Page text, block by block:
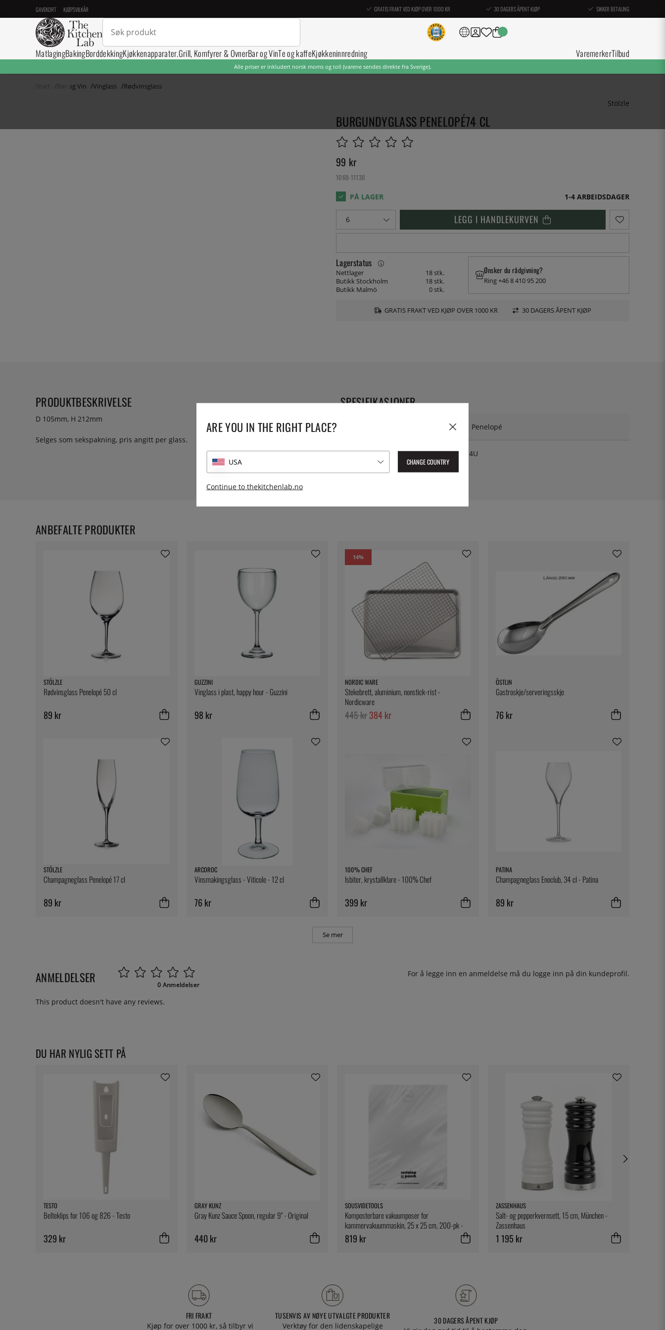
GAVEKORT KJØPSVILKÅR GRATIS FRAKT VED KJØP OVER 1000 KR 30 DAGERS ÅPENT KJØP SIKKER BETALING
MatlagingBakingBorddekkingKjøkkenapparater.Grill, Komfyrer & OvnerBar og VinTe og kaffeKjøkkeninnredning VaremerkerTilbud
Alle priser er inkludert norsk moms og toll (varene sendes direkte fra Sverige).
Start Bar og Vin Vinglass Rødvinsglass
Stölzle
BURGUNDYGLASS PENELOPÉ74 CL
99 kr
1069-11130
1-4 ARBEIDSDAGER
LEGG I HANDLEKURVEN
Lagerstatus
Nettlager
18 stk.
Butikk Stockholm
18 stk.
Butikk Malmö
0 stk.
Ønsker du rådgivning?
Ring +46 8 410 95 200
GRATIS FRAKT VED KJØP OVER 1000 KR 30 DAGERS ÅPENT KJØP
PRODUKTBESKRIVELSE
D 105mm, H 212mm
Selges som sekspakning, pris angitt per glass.
SPESIFIKASJONER
Penelopé
Lev. artikkelnummer:7-PEN00-1205-74U
8592631000921
STÖLZLE
Rødvinsglass Penelopé 50 cl
89 kr
GUZZINI
Vinglass i plast, happy hour - Guzzini
98 kr
14%
NORDIC WARE
Stekebrett, aluminium, nonstick-rist -
Nordicware
445 kr384 kr
ÖSTLIN
Gastroskje/serveringsskje
76 kr
STÖLZLE
Champagneglass Penelopé 17 cl
89 kr
ARCOROC
Vinsmakingsglass - Viticole - 12 cl
76 kr
100% CHEF
Isbiter, krystallklare - 100% Chef
399 kr
PATINA
Champagneglass Enoclub, 34 cl - Patina
89 kr
Se mer
ANBEFALTE PRODUKTER
ANMELDELSER 0 Anmeldelser
For å legge inn en anmeldelse må du logge inn på din kundeprofil.
This product doesn't have any reviews.
DU HAR NYLIG SETT PÅ
TESTO
Belteklips for 106 og 826 - Testo
329 kr
GRAY KUNZ
Gray Kunz Sauce Spoon, regular 9" - Original
440 kr
SOUSVIDETOOLS
Komposterbare vakuumposer for
kammervakuummaskin, 25 x 25 cm, 200-pk -
SousVideTools
819 kr
ZASSENHAUS
Salt- og pepperkvernsett, 15 cm, München -
Zassenhaus
1 195 kr
FRI FRAKT
Kjøp for over 1000 kr, så tilbyr vi
TUSENVIS AV NØYE UTVALGTE PRODUKTER
Verktøy for den lidenskapelige 30 DAGERS ÅPENT KJØP
ARE YOU IN THE RIGHT PLACE?
USA CHANGE COUNTRY
Continue to thekitchenlab.no